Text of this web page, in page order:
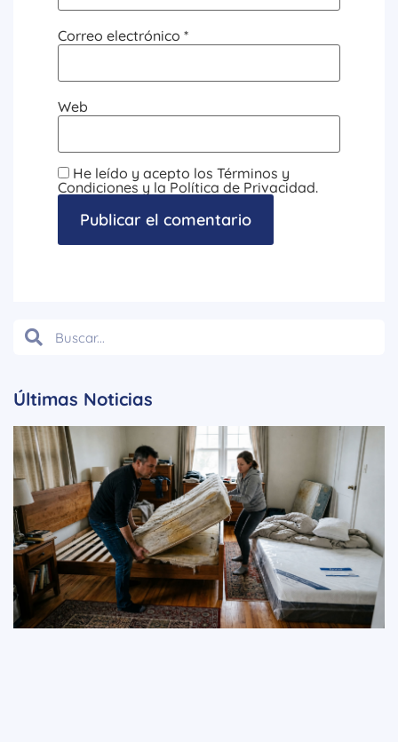
Correo electrónico *
Web
He leído y acepto los Términos y
Condiciones y la Política de Privacidad.
Últimas Noticias